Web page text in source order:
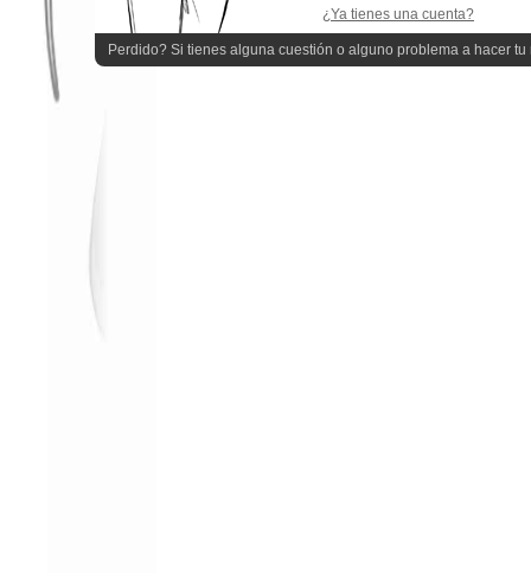
¿Ya tienes una cuenta?
Perdido? Si tienes alguna cuestión o alguno problema a hacer